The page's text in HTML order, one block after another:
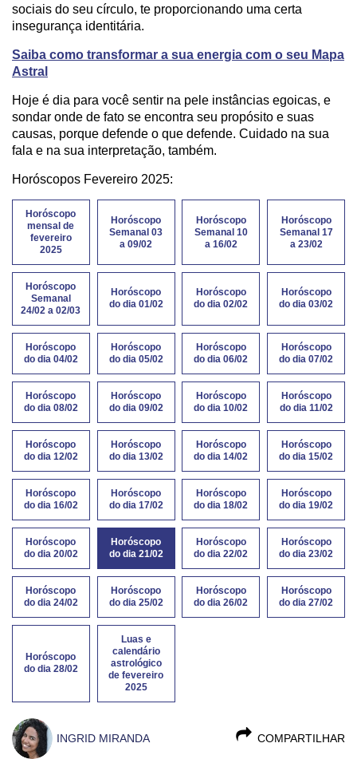
sociais do seu círculo, te proporcionando uma certa
insegurança identitária.
Saiba como transformar a sua energia com o seu Mapa
Astral
Hoje é dia para você sentir na pele instâncias egoicas, e
sondar onde de fato se encontra seu propósito e suas
causas, porque defende o que defende. Cuidado na sua
fala e na sua interpretação, também.
Horóscopos Fevereiro 2025:
Horóscopo
mensal de
fevereiro
2025
Horóscopo
Semanal 03
a 09/02
Horóscopo
Semanal 10
a 16/02
Horóscopo
Semanal 17
a 23/02
Horóscopo
Semanal
24/02 a 02/03
Horóscopo
do dia 01/02
Horóscopo
do dia 02/02
Horóscopo
do dia 03/02
Horóscopo
do dia 04/02
Horóscopo
do dia 05/02
Horóscopo
do dia 06/02
Horóscopo
do dia 07/02
Horóscopo
do dia 08/02
Horóscopo
do dia 09/02
Horóscopo
do dia 10/02
Horóscopo
do dia 11/02
Horóscopo
do dia 12/02
Horóscopo
do dia 13/02
Horóscopo
do dia 14/02
Horóscopo
do dia 15/02
Horóscopo
do dia 16/02
Horóscopo
do dia 17/02
Horóscopo
do dia 18/02
Horóscopo
do dia 19/02
Horóscopo
do dia 20/02
Horóscopo
do dia 21/02
Horóscopo
do dia 22/02
Horóscopo
do dia 23/02
Horóscopo
do dia 24/02
Horóscopo
do dia 25/02
Horóscopo
do dia 26/02
Horóscopo
do dia 27/02
Horóscopo
do dia 28/02
Luas e
calendário
astrológico
de fevereiro
2025
COMPARTILHAR
INGRID MIRANDA